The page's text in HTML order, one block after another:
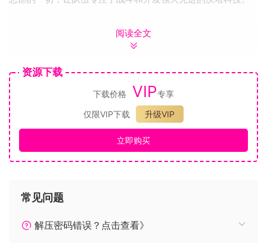
利用战队功能与其他玩家联系、分享策略并彼此战斗，借此磨
的玩家对战。唯有登上全球排行榜第一名，并在世界沃塔协会
中扬名，驾驶员才能证明自己的能力！
系统需求
操作系统: Windows 7
显卡: NVIDIA Geforce GTX or AMD Radeon HD
存储空间: 需要 2 GB 可用空间
阅读全文
资源下载
下载价格 VIP专享
仅限VIP下载
升级VIP
立即购买
常见问题
解压密码错误？点击查看》